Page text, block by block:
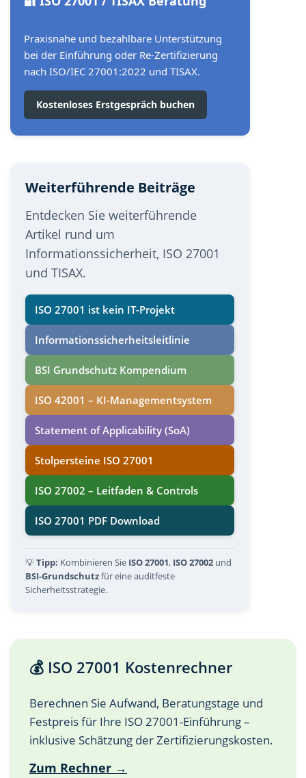
Praxisnahe und bezahlbare Unterstützung
bei der Einführung oder Re-Zertifizierung
nach ISO/IEC 27001:2022 und TISAX.
Kostenloses Erstgespräch buchen
Weiterführende Beiträge
Entdecken Sie weiterführende
Artikel rund um
Informationssicherheit, ISO 27001
und TISAX.
ISO 27001 ist kein IT-Projekt
Informations­sicherheits­leitlinie
BSI Grundschutz Kompendium
ISO 42001 – KI-Managementsystem
Statement of Applicability (SoA)
Stolpersteine ISO 27001
ISO 27002 – Leitfaden & Controls
ISO 27001 PDF Download
💡Tipp: Kombinieren Sie ISO 27001, ISO 27002 und
BSI-Grundschutzfür eine auditfeste
Sicherheitsstrategie.
💰 ISO 27001 Kostenrechner
Berechnen Sie Aufwand, Beratungstage und
Festpreis für Ihre ISO 27001-Einführung –
inklusive Schätzung der Zertifizierungskosten.
Zum Rechner →